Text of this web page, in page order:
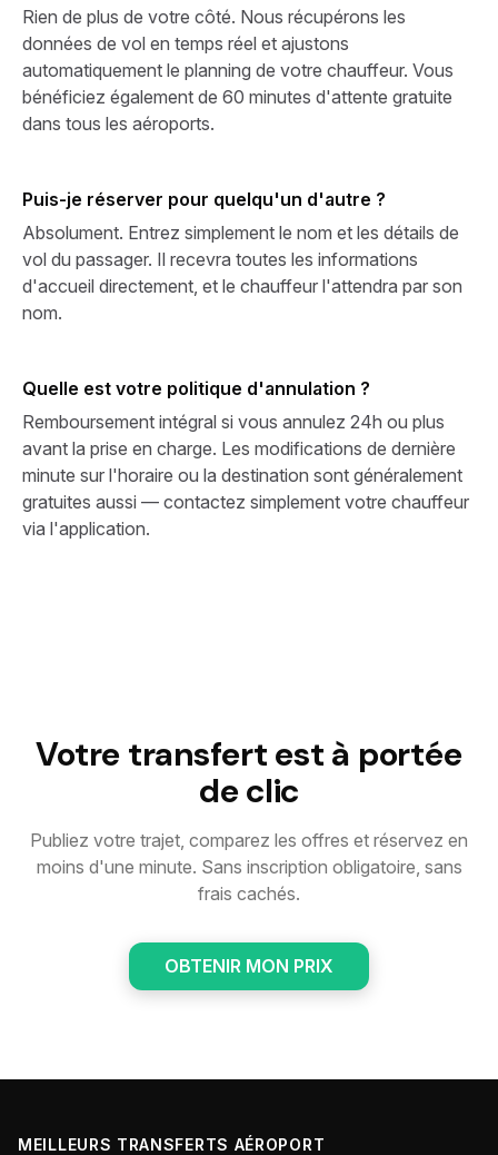
Rien de plus de votre côté. Nous récupérons les
données de vol en temps réel et ajustons
automatiquement le planning de votre chauffeur. Vous
bénéficiez également de 60 minutes d'attente gratuite
dans tous les aéroports.
Puis-je réserver pour quelqu'un d'autre ?
Absolument. Entrez simplement le nom et les détails de
vol du passager. Il recevra toutes les informations
d'accueil directement, et le chauffeur l'attendra par son
nom.
Quelle est votre politique d'annulation ?
Remboursement intégral si vous annulez 24h ou plus
avant la prise en charge. Les modifications de dernière
minute sur l'horaire ou la destination sont généralement
gratuites aussi — contactez simplement votre chauffeur
via l'application.
Votre transfert est à portée
de clic
Publiez votre trajet, comparez les offres et réservez en
moins d'une minute. Sans inscription obligatoire, sans
frais cachés.
OBTENIR MON PRIX
MEILLEURS TRANSFERTS AÉROPORT